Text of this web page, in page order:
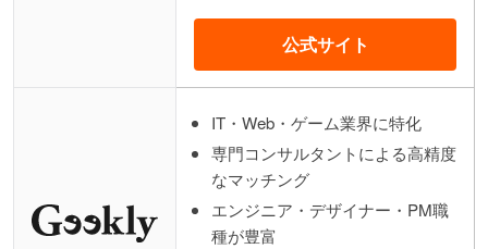
公式サイト
IT・Web・ゲーム業界に特化
専門コンサルタントによる高精度
なマッチング
エンジニア・デザイナー・PM職
種が豊富